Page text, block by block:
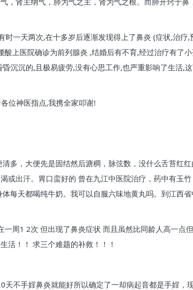
一天两次,在十多岁后逐渐发现得上了鼻炎 (症状,治疗,
上医院确诊为前列腺炎 ,结婚后有不育,经过治疗有了
沉沉的,且极易疲劳,没有心思工作,也严重影响了生活,
位神医指点,我携全家叩谢!
多，大便先是固结然后溏稠，脉弦数，没什么舌苔红
或出汗。胃口蛮好的 曾在九江中医院治疗，药中有玉
每天都喝纯牛奶。我可以自服六味地黄丸吗。到江西
周1 2次 但出现了鼻炎症状 而且虽然比同龄人高一点
活！！ 求三个难题的补救！！！
不手婬鼻炎就能好所以确定了一却病起音都是手婬，